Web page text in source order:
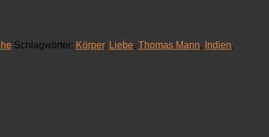
Schlagwörter: Körper, Liebe, Thomas Mann, Indien,